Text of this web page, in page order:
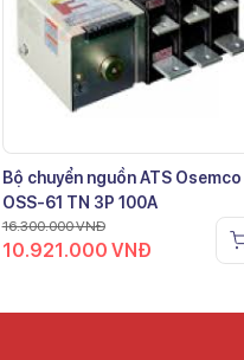
Bộ chuyển nguồn ATS Osemco
OSS-61 TN 3P 100A
16.300.000VNĐ
10.921.000 VNĐ